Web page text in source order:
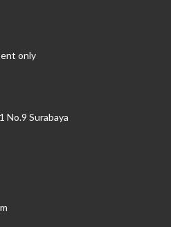
only
No.9 Surabaya